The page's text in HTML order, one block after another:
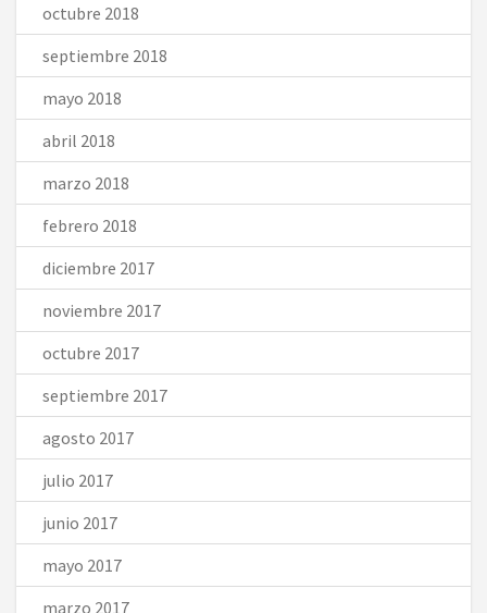
octubre 2018
septiembre 2018
mayo 2018
abril 2018
marzo 2018
febrero 2018
diciembre 2017
noviembre 2017
octubre 2017
septiembre 2017
agosto 2017
julio 2017
junio 2017
mayo 2017
marzo 2017